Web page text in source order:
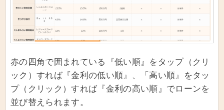
赤の四角で囲まれている『低い順』をタップ（クリ
ック）すれば『金利の低い順』、「高い順』をタッ
プ（クリック）すれば『金利の高い順』でローンを
並び替えられます。